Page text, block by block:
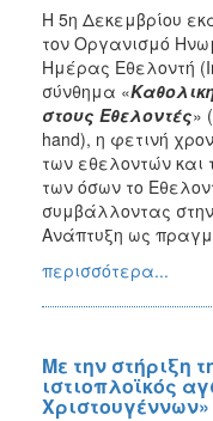
Η 5η Δεκεμβρίου
τον Οργανισμό
Ημέρας Εθελοντή
σύνθημα «
στους Εθελοντές»
hand), η φετινή
των εθελοντών και
των όσων το
συμβάλλοντας
Ανάπτυξη ως
περισσότερα...
Με την στήριξη
ιστιοπλοϊκός